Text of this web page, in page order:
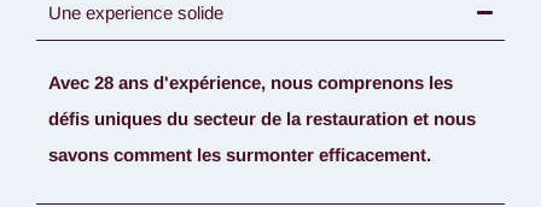
Une experience solide
Avec 28 ans d'expérience, nous comprenons les
défis uniques du secteur de la restauration et nous
savons comment les surmonter efficacement.